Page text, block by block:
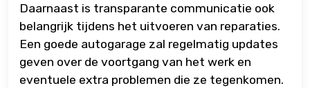
Daarnaast is transparante communicatie ook
belangrijk tijdens het uitvoeren van reparaties.
Een goede autogarage zal regelmatig updates
geven over de voortgang van het werk en
eventuele extra problemen die ze tegenkomen.